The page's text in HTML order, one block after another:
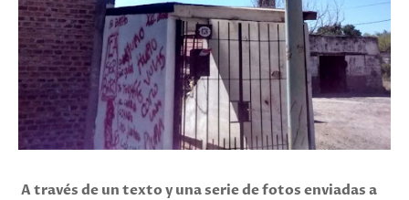
A través de un texto y una serie de fotos enviadas a